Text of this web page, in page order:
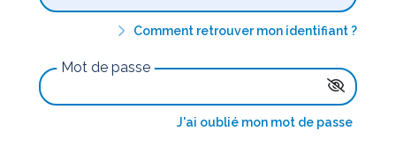
Comment retrouver mon identifiant ?
Mot de passe
J'ai oublié mon mot de passe